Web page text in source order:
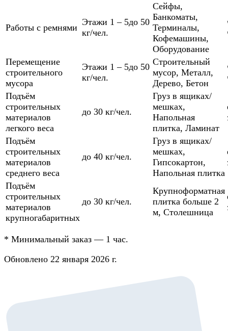
Работы с ремнями
Этажи 1 – 5до 50
кг/чел.
Сейфы,
Банкоматы,
Терминалы,
Кофемашины,
Оборудование
Перемещение
строительного
мусора
Этажи 1 – 5до 50
кг/чел.
Строительный
мусор, Металл,
Дерево, Бетон
Подъём
строительных
материалов
легкого веса
до 30 кг/чел.
Груз в ящиках/
мешках,
Напольная
плитка, Ламинат
Подъём
строительных
материалов
среднего веса
до 40 кг/чел.
Груз в ящиках/
мешках,
Гипсокартон,
Напольная плитка
Подъём
строительных
материалов
крупногабаритных
до 30 кг/чел.
Крупноформатная
плитка больше 2
м, Столешница
* Минимальный заказ — 1 час.
Обновлено 22 января 2026 г.